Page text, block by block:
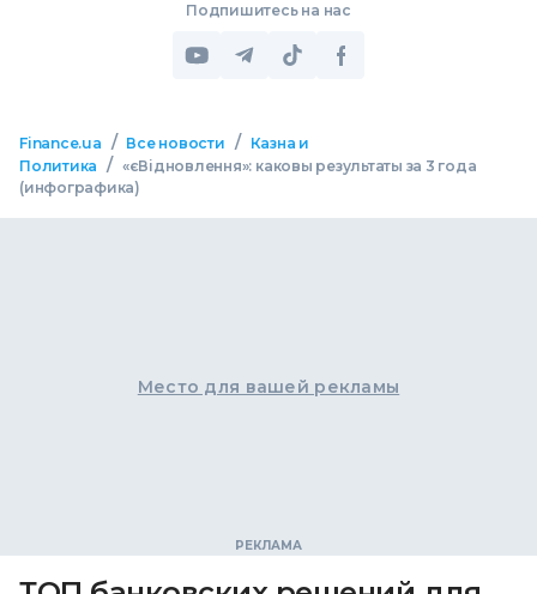
Подпишитесь на нас
Finance.ua / Все новости /
Казна и
Политика
/ «єВідновлення»: каковы результаты за 3 года
(инфографика)
Место для вашей рекламы